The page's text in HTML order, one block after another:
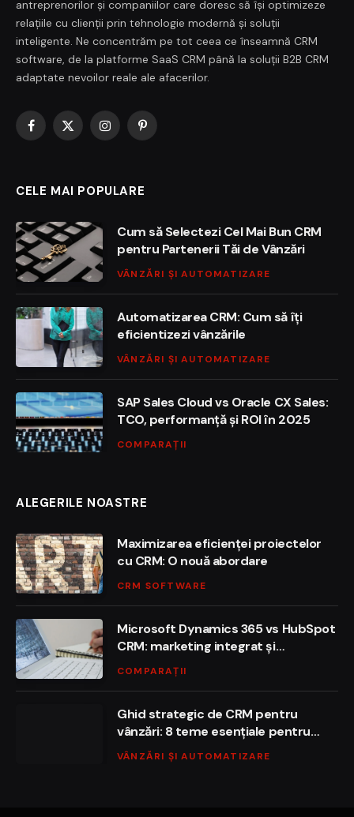
antreprenorilor și companiilor care doresc să își optimizeze
relațiile cu clienții prin tehnologie modernă și soluții
inteligente. Ne concentrăm pe tot ceea ce înseamnă CRM
software, de la platforme SaaS CRM până la soluții B2B CRM
adaptate nevoilor reale ale afacerilor.
Facebook
X
InstagramPinterest
CELE MAI POPULARE
Cum să Selectezi Cel Mai Bun CRM
pentru Partenerii Tăi de Vânzări
VÂNZĂRI ȘI AUTOMATIZARE
Automatizarea CRM: Cum să îți
eficientizezi vânzările
VÂNZĂRI ȘI AUTOMATIZARE
SAP Sales Cloud vs Oracle CX Sales:
TCO, performanță și ROI în 2025
COMPARAȚII
ALEGERILE NOASTRE
Maximizarea eficienței proiectelor
cu CRM: O nouă abordare
CRM SOFTWARE
Microsoft Dynamics 365 vs HubSpot
CRM: marketing integrat și
automatizare
COMPARAȚII
Ghid strategic de CRM pentru
vânzări: 8 teme esențiale pentru
succesul afacerii tale
VÂNZĂRI ȘI AUTOMATIZARE